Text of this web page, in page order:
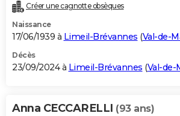
Créer une cagnotte obsèques
Naissance
17/06/1939 à Limeil-Brévannes (Val-de-
Décès
23/09/2024 à Limeil-Brévannes (Val-de-
Anna CECCARELLI (93 ans)